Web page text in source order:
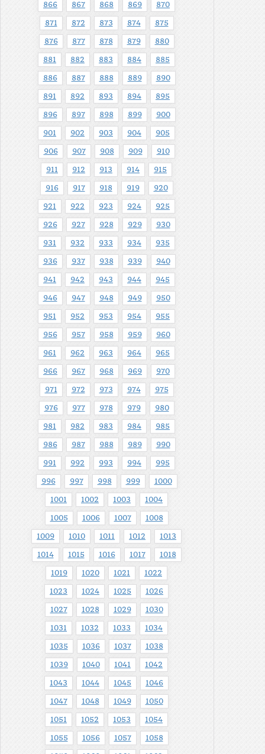
866 867 868 869 870
871 872 873 874 875
876 877 878 879 880
881 882 883 884 885
886 887 888 889 890
891 892 893 894 895
896 897 898 899 900
901 902 903 904 905
906 907 908 909 910
911 912 913 914 915
916 917 918 919 920
921 922 923 924 925
926 927 928 929 930
931 932 933 934 935
936 937 938 939 940
941 942 943 944 945
946 947 948 949 950
951 952 953 954 955
956 957 958 959 960
961 962 963 964 965
966 967 968 969 970
971 972 973 974 975
976 977 978 979 980
981 982 983 984 985
986 987 988 989 990
991 992 993 994 995
996 997 998 999 1000
1001 1002 1003 1004
1005 1006 1007 1008
1009 1010 1011 1012 1013
1014 1015 1016 1017 1018
1019 1020 1021 1022
1023 1024 1025 1026
1027 1028 1029 1030
1031 1032 1033 1034
1035 1036 1037 1038
1039 1040 1041 1042
1043 1044 1045 1046
1047 1048 1049 1050
1051 1052 1053 1054
1055 1056 1057 1058